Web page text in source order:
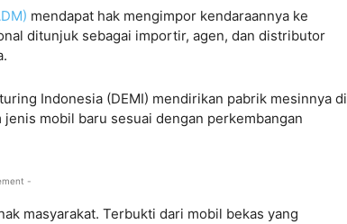
mendapat hak mengimpor kendaraannya ke
ditunjuk sebagai importir, agen, dan distributor
Indonesia (DEMI) mendirikan pabrik mesinnya di
mobil baru sesuai dengan perkembangan
-
masyarakat. Terbukti dari mobil bekas yang